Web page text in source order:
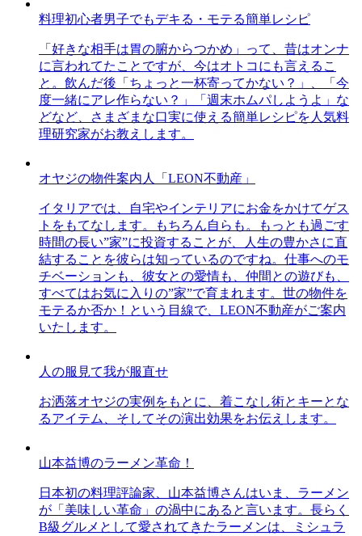
料理初心者男子でもデキる・モテる簡単レシピ
「好きな相手は胃の腑からつかめ」って、昔はオンナ
に言われてたことですが、今はオトコにも言えるこ
と。飲んだ後「ちょっと一杯寄ってかない？」、「今
度一緒にアレ作らない？」「週末ホムパしようよ」な
どなど、さまざまな口実に使える簡単レシピを人気料
理研究家がお教えします。
オヤジの物件案内人「LEON不動産」
イタリアでは、自宅やインテリアにお金をかけてゲス
トをもてなします。もちろん自らも。もっとも過ごす
時間の長い”家”に投資することが、人生の豊かさに直
結することを彼らは知っているのですね。仕事へのモ
チベーションも、彼女との愛情も、仲間との遊びも、
すべてはお気に入りの”家”で育まれます。世の物件を
モテるか否か！という目線で、LEON不動産がご案内
いたします。
人の服見て我が服直せ
お洒落オヤジの実例をもとに、着こなし術とキーとな
るアイテム、そしてその演出効果をお伝えします。
山本益博のラーメン革命！
日本初の料理評論家、山本益博さんはいま、ラーメン
が「美味しい革命」の渦中にあると言います。長らく
B級グルメとして愛されてきたラーメンは、ミシュラ